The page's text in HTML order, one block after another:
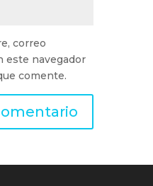
correo
este navegador
comente.